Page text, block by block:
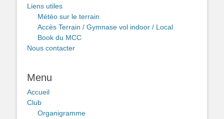
Liens utiles
Météo sur le terrain
Accès Terrain / Gymnase vol indoor / Local
Book du MCC
Nous contacter
Menu
Accueil
Club
Organigramme